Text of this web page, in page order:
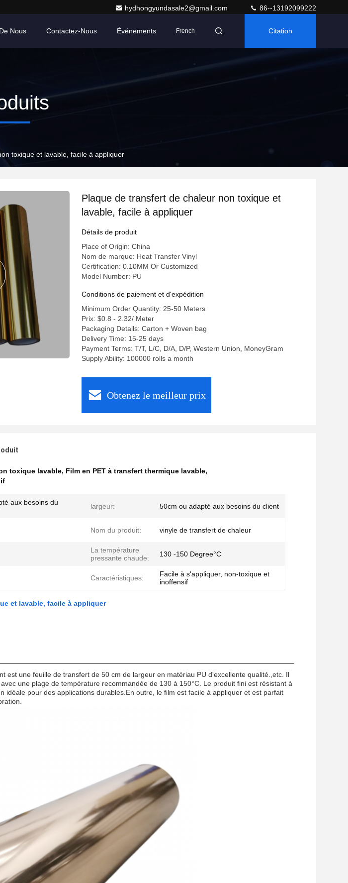
hydhongyundasale2@gmail.com 86--13192099222
Nous Contactez-Nous Événements French Citation
toxique et lavable, facile à appliquer
Plaque de transfert de chaleur non toxique et
lavable, facile à appliquer
Détails de produit
Place of Origin: China
Nom de marque: Heat Transfer Vinyl
Certification: 0.10MM Or Customized
Model Number: PU
Conditions de paiement et d'expédition
Minimum Order Quantity: 25-50 Meters
Prix: $0.8 - 2.32/ Meter
Packaging Details: Carton + Woven bag
Delivery Time: 15-25 days
Payment Terms: T/T, L/C, D/A, D/P, Western Union, MoneyGram
Supply Ability: 100000 rolls a month
Obtenez le meilleur prix
toxique lavable, Film en PET à transfert thermique lavable,
aux besoins du
largeur: 50cm ou adapté aux besoins du client
Nom du produit: vinyle de transfert de chaleur
La température
pressante chaude:
130 -150 Degree°C
Caractéristiques:
Facile à s'appliquer, non-toxique et
inoffensif
et lavable, facile à appliquer
est une feuille de transfert de 50 cm de largeur en matériau PU d'excellente qualité.,etc. Il
une plage de température recommandée de 130 à 150°C. Le produit fini est résistant à
idéale pour des applications durables.En outre, le film est facile à appliquer et est parfait